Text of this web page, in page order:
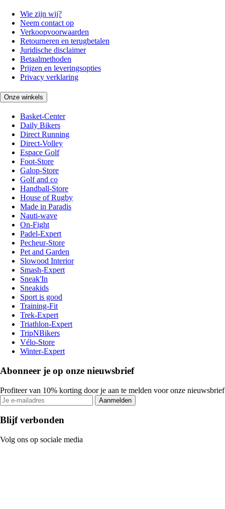
Wie zijn wij?
Neem contact op
Verkoopvoorwaarden
Retourneren en terugbetalen
Juridische disclaimer
Betaalmethoden
Prijzen en leveringsopties
Privacy verklaring
Onze winkels
Basket-Center
Daily Bikers
Direct Running
Direct-Volley
Espace Golf
Foot-Store
Galop-Store
Golf and co
Handball-Store
House of Rugby
Made in Paradis
Nauti-wave
On-Fight
Padel-Expert
Pecheur-Store
Pet and Garden
Slowood Interior
Smash-Expert
Sneak'In
Sneakids
Sport is good
Training-Fit
Trek-Expert
Triathlon-Expert
TripNBikers
Vélo-Store
Winter-Expert
Abonneer je op onze nieuwsbrief
Profiteer van 10% korting door je aan te melden voor onze nieuwsbrief
Aanmelden
Blijf verbonden
Volg ons op sociale media